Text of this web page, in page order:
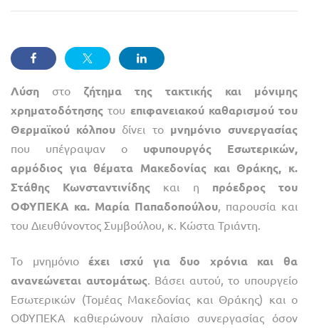
Λύση στο ζήτημα της τακτικής και μόνιμης
χρηματοδότησης του επιφανειακού καθαρισμού του
Θερμαϊκού κόλπου δίνει το μνημόνιο συνεργασίας
που υπέγραψαν ο υφυπουργός Εσωτερικών,
αρμόδιος για θέματα Μακεδονίας και Θράκης, κ.
Στάθης Κωνσταντινίδης και η πρόεδρος του
ΟΦΥΠΕΚΑ κα. Μαρία Παπαδοπούλου, παρουσία και
του Διευθύνοντος Συμβούλου, κ. Κώστα Τριάντη.
Το μνημόνιοέχει ισχύ για δυο χρόνια και θα
ανανεώνεται αυτομάτως. Βάσει αυτού, το υπουργείο
Εσωτερικών (Τομέας Μακεδονίας και Θράκης) και ο
ΟΦΥΠΕΚΑ καθιερώνουν πλαίσιο συνεργασίας όσον